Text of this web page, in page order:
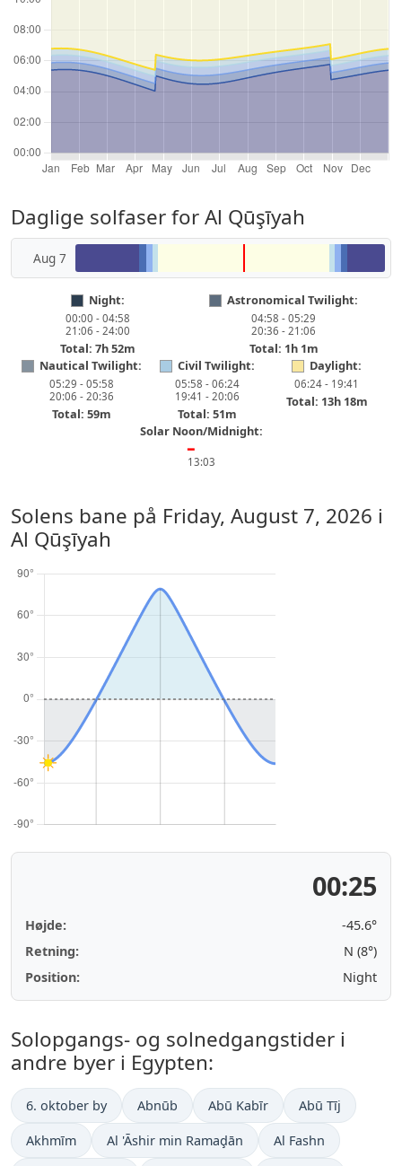
Daglige solfaser for Al Qūşīyah
Aug 7
Night:
00:00 - 04:58
21:06 - 24:00
Total: 7h 52m
Astronomical Twilight:
04:58 - 05:29
20:36 - 21:06
Total: 1h 1m
Nautical Twilight:
05:29 - 05:58
20:06 - 20:36
Total: 59m
Civil Twilight:
05:58 - 06:24
19:41 - 20:06
Total: 51m
Daylight:
06:24 - 19:41
Total: 13h 18m
Solar Noon/Midnight:
━
13:03
Solens bane på Friday, August 7, 2026 i
Al Qūşīyah
00:25
Højde:
-45.6°
Retning:
N (8°)
Position:
Night
Solopgangs- og solnedgangstider i
andre byer i Egypten:
6. oktober by Abnūb Abū Kabīr Abū Tīj
Akhmīm Al 'Āshir min Ramaḑān Al Fashn